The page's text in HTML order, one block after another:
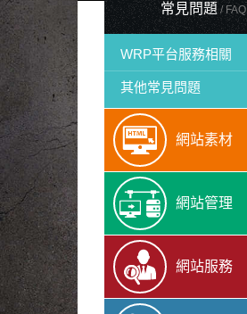
常見問題
WRP平台服務相關
其他常見問題
網站素材
網站管理
網站服務